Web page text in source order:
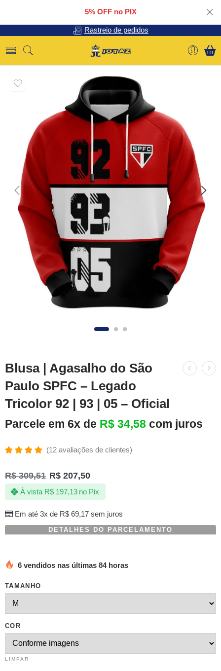
5% OFF no PIX
Rastreio de pedidos
Blusa | Agasalho do São
Paulo SPFC – Legado
Tricolor 92 | 93 | 05 – Oficial
Parcele em 6x de R$ 34,58 com juros
4.83de 5,
com
baseado
em
de
(12avaliações de clientes)
R$309,51 R$ 207,50
Em até 3x de R$69,17sem juros
À vista R$197,13 no Pix
DETALHES DO PARCELAMENTO
6 vendidos nas últimas 84 horas
TAMANHO
COR
LIMPAR